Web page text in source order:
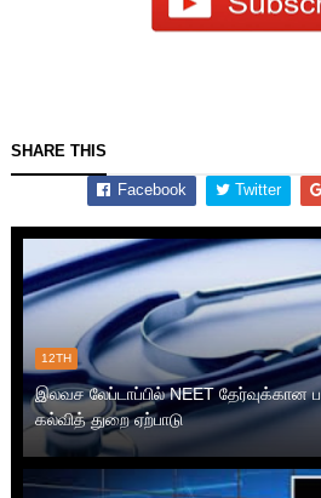
SHARE THIS
Facebook Twitter
12TH
இலவச லேப்டாப்பில் NEET
கல்வித் துறை ஏற்பாடு